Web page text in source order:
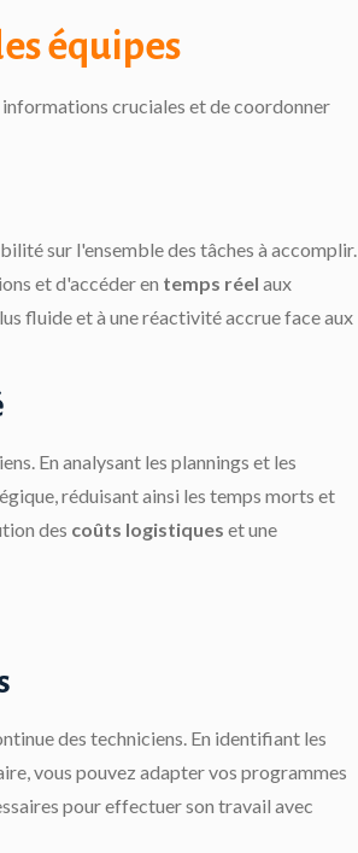
équipes
cruciales et de coordonner
sur l'ensemble des tâches à accomplir.
et d'accéder en temps réel aux
fluide et à une réactivité accrue face aux
En analysant les plannings et les
réduisant ainsi les temps morts et
des coûts logistiques et une
des techniciens. En identifiant les
vous pouvez adapter vos programmes
pour effectuer son travail avec